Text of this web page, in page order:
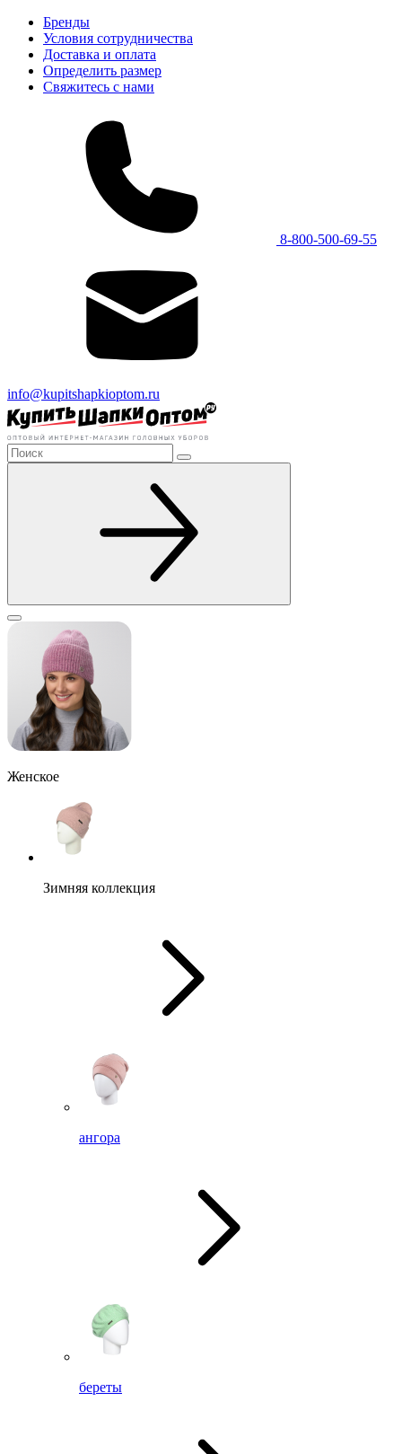
Бренды
Условия сотрудничества
Доставка и оплата
Определить размер
Свяжитесь с нами
8-800-500-69-55
info@kupitshapkioptom.ru
Женское
Зимняя коллекция
ангора
береты